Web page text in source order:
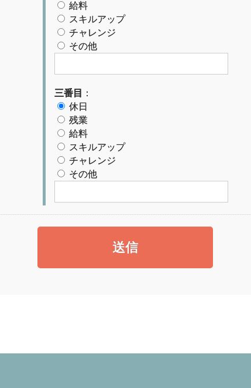
給料
スキルアップ
チャレンジ
その他
三番目
：
休日
残業
給料
スキルアップ
チャレンジ
その他